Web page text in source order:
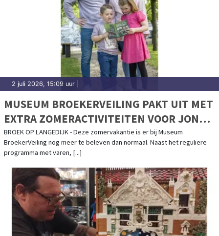
2 juli 2026, 15:09 uur
MUSEUM BROEKERVEILING PAKT UIT MET
EXTRA ZOMERACTIVITEITEN VOOR JONG
EN OUD
BROEK OP LANGEDIJK - Deze zomervakantie is er bij Museum
BroekerVeiling nog meer te beleven dan normaal. Naast het reguliere
programma met varen, [...]